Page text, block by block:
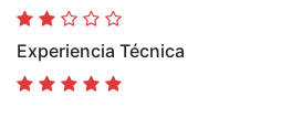
Experiencia Técnica